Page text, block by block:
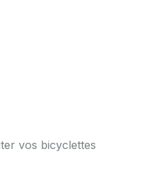
vos bicyclettes